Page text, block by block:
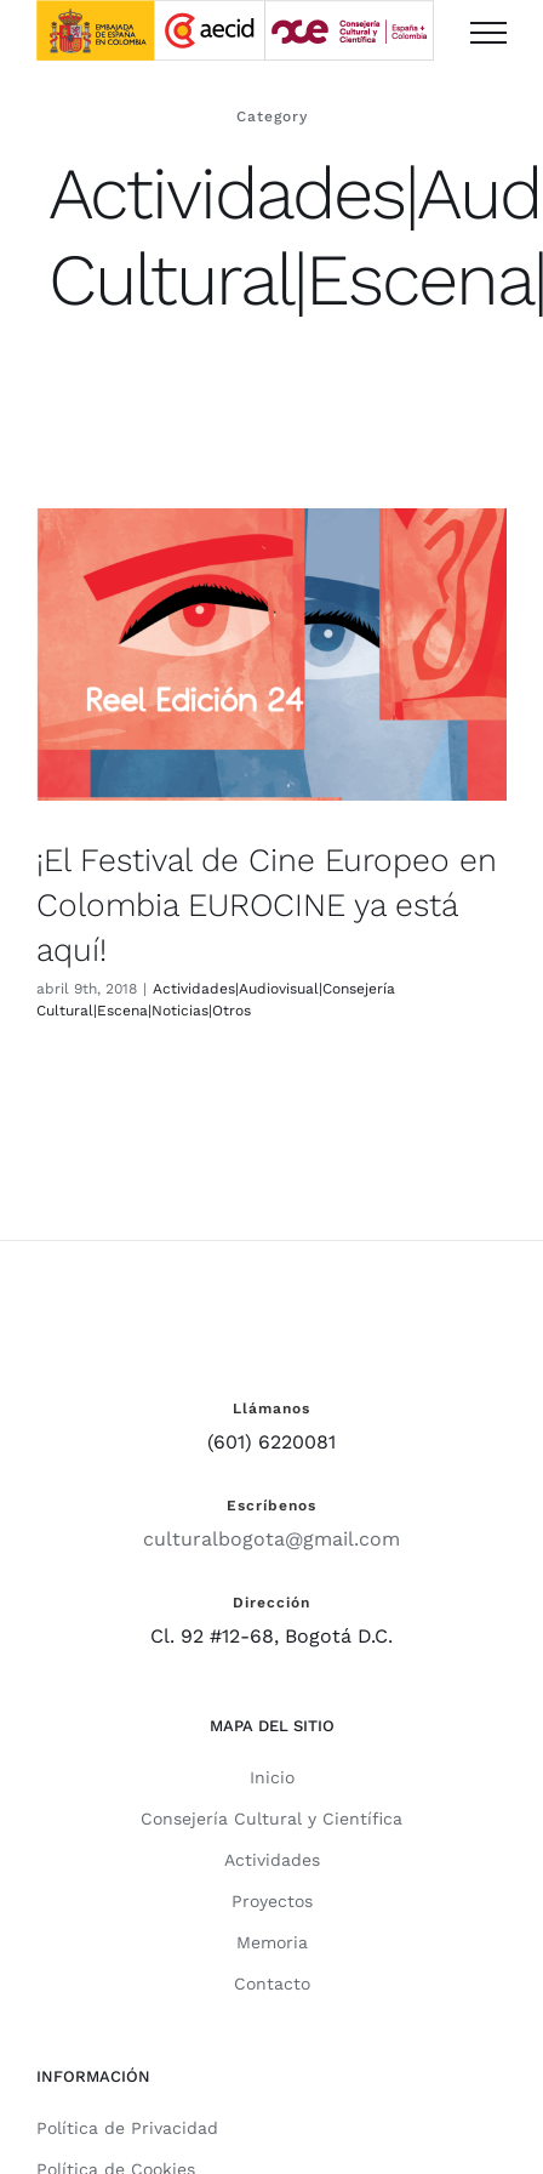
Saltar
Category
¡El Festival de Cine Europeo en
Colombia EUROCINE ya está
aquí!
Actividades|Audiovisual|Consejería
Cultural|Escena|Noticias|Otros
¡El Festival de Cine Europeo en
Colombia EUROCINE ya está
aquí!
abril 9th, 2018 | Actividades|Audiovisual|Consejería
Cultural|Escena|Noticias|Otros
Llámanos
(601) 6220081
Escríbenos
culturalbogota@gmail.com
Dirección
Cl. 92 #12-68, Bogotá D.C.
MAPA DEL SITIO
Inicio
Consejería Cultural y Científica
Actividades
Proyectos
Memoria
Contacto
INFORMACIÓN
Política de Privacidad
Política de Cookies